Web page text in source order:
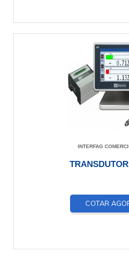
INTERFAG
COTAR